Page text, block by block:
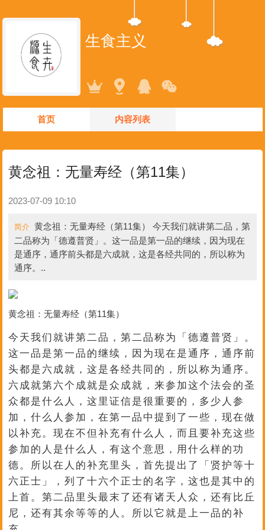
生食主义
首页 内容列表
黄念祖：无量寿经（第11集）
2023-07-09 10:10
简介 黄念祖：无量寿经（第11集） 今天我们就讲第二品，第
二品称为「德遵普贤」。这一品是第一品的继续，因为现在
是通序，通序前头都是六成就，这是各经共同的，所以称为
通序。..
黄念祖：无量寿经（第11集）
今天我们就讲第二品，第二品称为「德遵普贤」。
这一品是第一品的继续，因为现在是通序，通序前
头都是六成就，这是各经共同的，所以称为通序。
六成就第六个成就是众成就，来参加这个法会的圣
众都是什么人，这里证信是很重要的，多少人参
加，什么人参加，在第一品中提到了一些，现在做
以补充。现在不但补充有什么人，而且要补充这些
参加的人是什么人，有这个意思，用什么样的功
德。所以在人的补充里头，首先提出了「贤护等十
六正士」，列了十六个正士的名字，这也是其中的
上首。第二品里头最末了还有诸天人众，还有比丘
尼，还有其余等等的人。所以它就是上一品的补